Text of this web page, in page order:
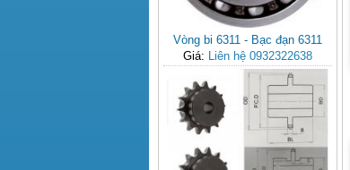
Vòng bi 6311 - Bạc đạn 6311
Giá: Liên hệ 0932322638